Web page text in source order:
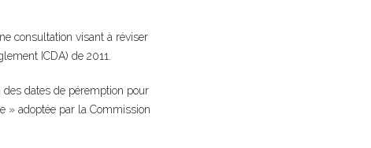
consultation visant à réviser
ICDA) de 2011.
des dates de péremption pour
» adoptée par la Commission